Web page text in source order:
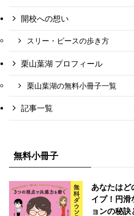
開校への想い
スリー・ピースの歩き方
栗山葉湖 プロフィール
栗山葉湖の無料小冊子一覧
記事一覧
無料小冊子
あなたはど
イプ！円滑
ョンの秘訣